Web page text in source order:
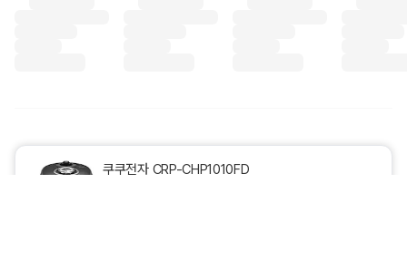
쿠쿠전자 CRP-CHP1010FD